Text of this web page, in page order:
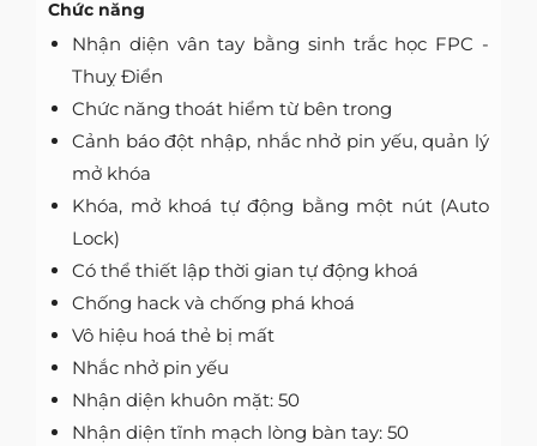
Chức năng
Nhận diện vân tay bằng sinh trắc học FPC -
Thuỵ Điển
Chức năng thoát hiểm từ bên trong
Cảnh báo đột nhập, nhắc nhở pin yếu, quản lý
mở khóa
Khóa, mở khoá tự động bằng một nút (Auto
Lock)
Có thể thiết lập thời gian tự động khoá
Chống hack và chống phá khoá
Vô hiệu hoá thẻ bị mất
Nhắc nhở pin yếu
Nhận diện khuôn mặt: 50
Nhận diện tĩnh mạch lòng bàn tay: 50